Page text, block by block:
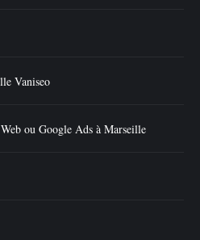
Vaniseo
ou Google Ads à Marseille